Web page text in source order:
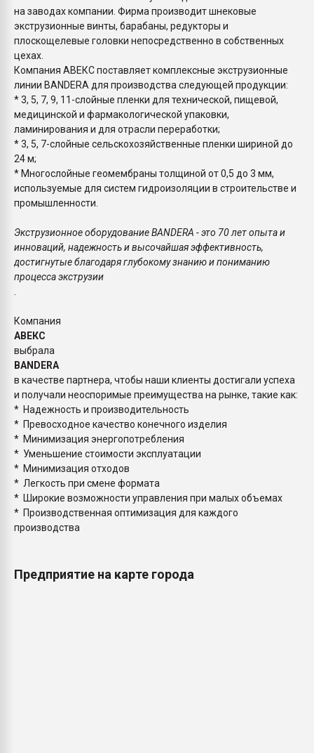
на заводах компании. Фирма производит шнековые
экструзионные винты, барабаны, редукторы и
плоскощелевые головки непосредственно в собственных
цехах.
Компания АВЕКС поставляет комплексные экструзионные
линии BANDERA для производства следующей продукции:
* 3, 5, 7, 9, 11-слойные пленки для технической, пищевой,
медицинской и фармакологической упаковки,
ламинирования и для отрасли переработки;
* 3, 5, 7-слойные сельскохозяйственные пленки шириной до
24 м;
* Многослойные геомембраны толщиной от 0,5 до 3 мм,
используемые для систем гидроизоляции в строительстве и
промышленности.
Экструзионное оборудование BANDERA - это 70 лет опыта и
инноваций, надежность и высочайшая эффективность,
достигнутые благодаря глубокому знанию и пониманию
процесса экструзии
Компания
АВЕКС
выбрала
BANDERA
в качестве партнера, чтобы наши клиенты достигали успеха
и получали неоспоримые преимущества на рынке, такие как:
* Надежность и производительность
* Превосходное качество конечного изделия
* Минимизация энергопотребления
* Уменьшение стоимости эксплуатации
* Минимизация отходов
* Легкость при смене формата
* Широкие возможности управления при малых объемах
* Производственная оптимизация для каждого
производства
Предприятие на карте города